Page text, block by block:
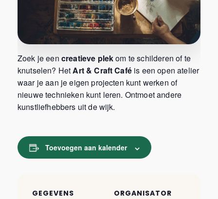
Zoek je een creatieve plekom te schilderen of te
knutselen? HetArt & Craft Caféis een open atelier
waar je aan je eigen projecten kunt werken of
nieuwe technieken kunt leren. Ontmoet andere
kunstliefhebbers uit de wijk.
Toevoegen aan kalender
GEGEVENS
ORGANISATOR